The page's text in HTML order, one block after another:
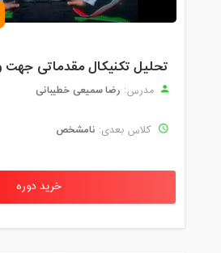
مدرس: رضا سمیعی خطیبانی
کلاس بعدی: نامشخص
خرید دوره